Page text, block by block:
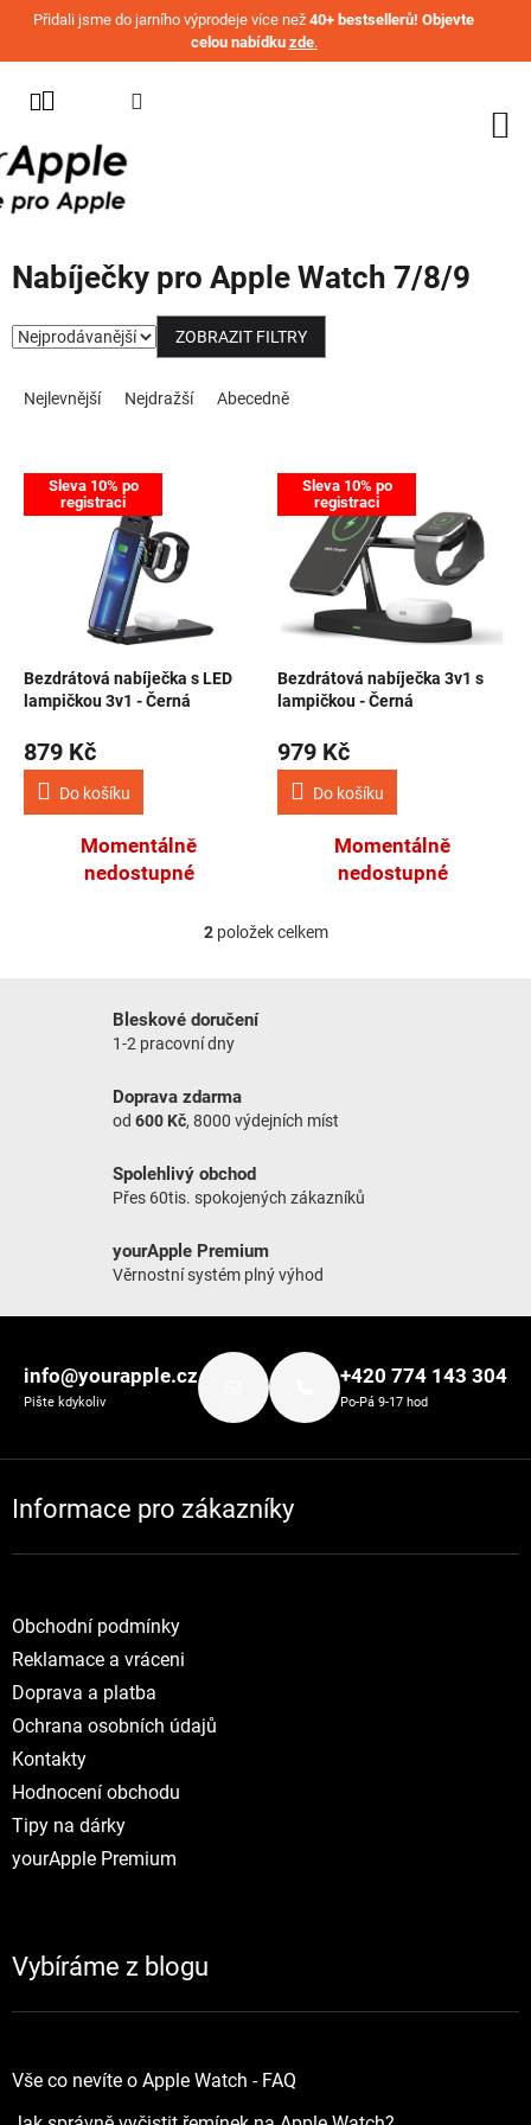
Přejít na obsah
Přidali jsme do jarního výprodeje více než 40+ bestsellerů! Objevte
celou nabídku zde.
IPHONE
MACBOOK
AIRPODS
AKČNÍ
NOVINKY
Nabíječky pro Apple Watch 7/8/9
ZOBRAZIT FILTRY
Nejlevnější Nejdražší Abecedně
Výpis produktů
Sleva 10% po
registraci
Bezdrátová nabíječka s LED
lampičkou 3v1 - Černá
879 Kč
Do košíku
Momentálně
nedostupné
Sleva 10% po
registraci
Bezdrátová nabíječka 3v1 s
lampičkou - Černá
979 Kč
Do košíku
Momentálně
nedostupné
Ovládací prvky výpisu
2položek celkem
Bleskové doručení
1-2 pracovní dny
Doprava zdarma
od 600 Kč, 8000 výdejních míst
Spolehlivý obchod
Přes 60tis. spokojených zákazníků
yourApple Premium
Věrnostní systém plný výhod
info@yourapple.cz
Pište kdykoliv
+420 774 143 304
Po-Pá 9-17 hod
Informace pro zákazníky
Obchodní podmínky
Reklamace a vráceni
Doprava a platba
Ochrana osobních údajů
Kontakty
Hodnocení obchodu
Tipy na dárky
yourApple Premium
Vybíráme z blogu
Vše co nevíte o Apple Watch - FAQ